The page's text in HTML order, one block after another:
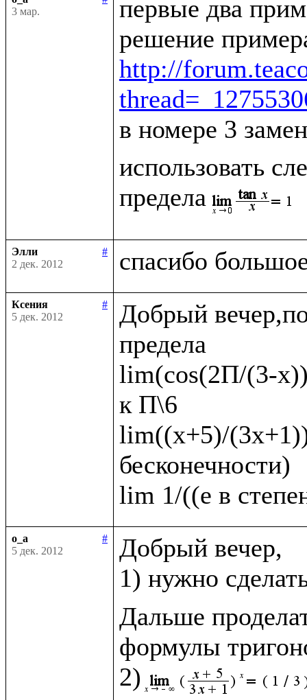
3 мар.
первые два
http://
в номере 3
использовать
предела
Элли
#
2 дек. 2012
Ксения
#
5 дек. 2012
Добрый
предела
lim(cos(2П/(3-
к П\6
lim((х+5)/
бесконечности)
o_a
#
5 дек. 2012
Добрый вечер,
1) нужно
Дальше
формулы
2)